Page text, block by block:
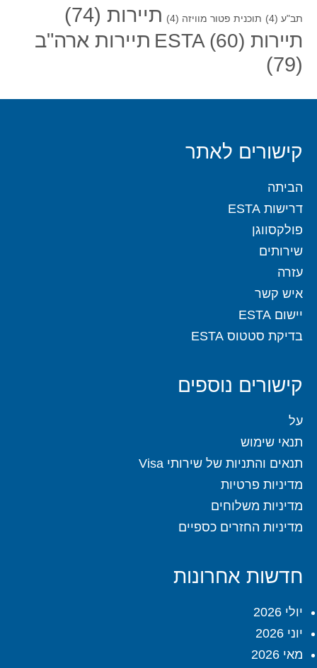
תב"ע (4) תוכנית פטור מוויזה (4) תיירות (74)
תיירות ESTA (60)
תיירות ארה"ב
(79)
קישורים לאתר
הביתה
דרישות ESTA
פולקסווגן
שירותים
עזרה
איש קשר
יישום ESTA
בדיקת סטטוס ESTA
קישורים נוספים
על
תנאי שימוש
תנאים והתניות של שירותי Visa
מדיניות פרטיות
מדיניות משלוחים
מדיניות החזרים כספיים
חדשות אחרונות
יולי 2026
יוני 2026
מאי 2026